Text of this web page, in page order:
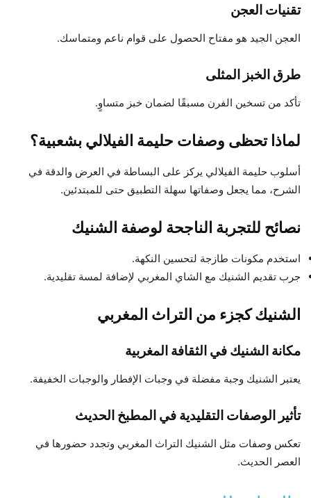
تقنيات العجن
العجن الجيد هو مفتاح الحصول على قوام ناعم ومتماسك.
طرق الخبز المثلى
تأكد من تسخين الفرن مسبقًا لضمان خبز متساوٍ.
لماذا تحظى وصفات حليمة الفيلالي بشعبية؟
أسلوب حليمة الفيلالي يركز على البساطة في العرض والدقة في
الشرح، مما يجعل وصفاتها سهلة التطبيق حتى للمبتدئين.
نصائح للتجربة الناجحة لوصفة الشنيك
استخدم مكونات طازجة لتحسين النكهة.
جرب تقديم الشنيك مع الشاي المغربي لإضافة لمسة تقليدية.
الشنيك كجزء من التراث المغربي
مكانة الشنيك في الثقافة المغربية
يعتبر الشنيك وجبة مفضلة في وجبات الإفطار والوجبات الخفيفة.
تأثير الوصفات التقليدية في المطبخ الحديث
تعكس وصفات مثل الشنيك التراث المغربي وتجدد حضورها في
العصر الحديث.